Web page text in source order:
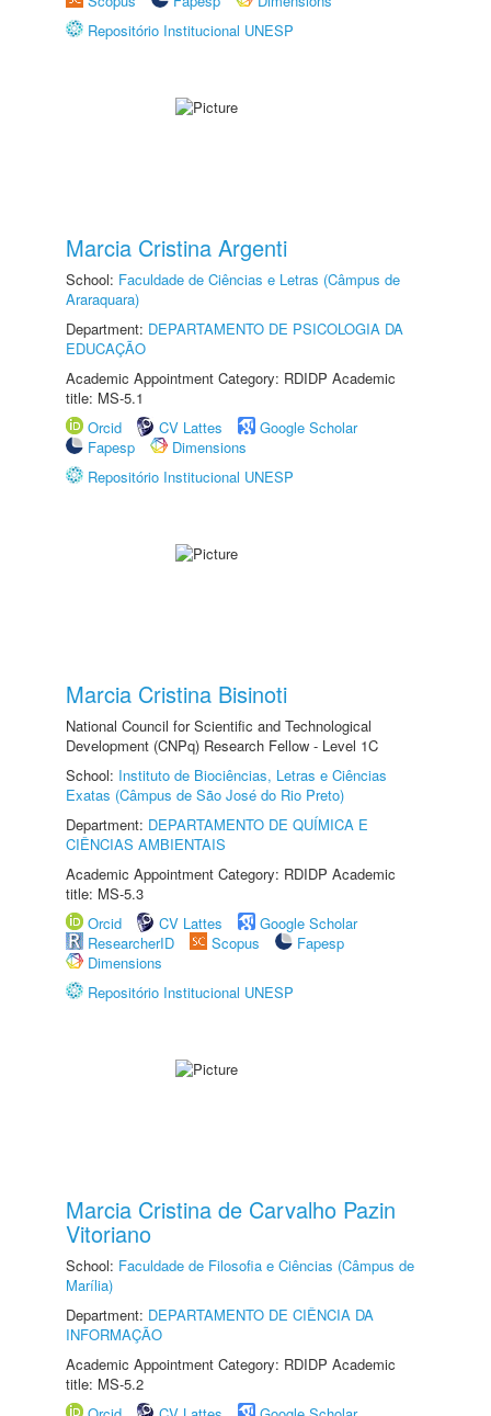
Repositório Institucional UNESP
Marcia Cristina Argenti
School: Faculdade de Ciências e Letras (Câmpus de
Araraquara)
Department: DEPARTAMENTO DE PSICOLOGIA DA
EDUCAÇÃO
Academic Appointment Category: RDIDP Academic
title: MS-5.1
Orcid
CV Lattes
Google Scholar
Fapesp
Dimensions
Repositório Institucional UNESP
Marcia Cristina Bisinoti
National Council for Scientific and Technological
Development (CNPq) Research Fellow - Level 1C
School: Instituto de Biociências, Letras e Ciências
Exatas (Câmpus de São José do Rio Preto)
Department: DEPARTAMENTO DE QUÍMICA E
CIÊNCIAS AMBIENTAIS
Academic Appointment Category: RDIDP Academic
title: MS-5.3
Orcid
CV Lattes
Google Scholar
ResearcherID
Scopus
Fapesp
Dimensions
Repositório Institucional UNESP
Marcia Cristina de Carvalho Pazin
Vitoriano
School: Faculdade de Filosofia e Ciências (Câmpus de
Marília)
Department: DEPARTAMENTO DE CIÊNCIA DA
INFORMAÇÃO
Academic Appointment Category: RDIDP Academic
title: MS-5.2